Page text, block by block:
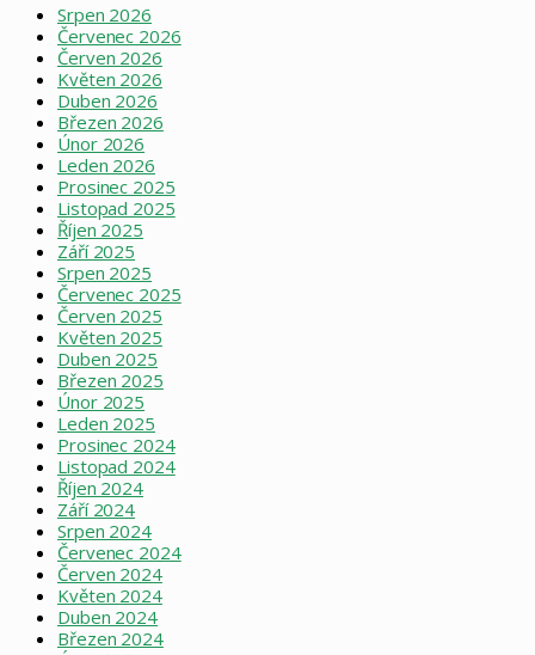
Srpen 2026
Červenec 2026
Červen 2026
Květen 2026
Duben 2026
Březen 2026
Únor 2026
Leden 2026
Prosinec 2025
Listopad 2025
Říjen 2025
Září 2025
Srpen 2025
Červenec 2025
Červen 2025
Květen 2025
Duben 2025
Březen 2025
Únor 2025
Leden 2025
Prosinec 2024
Listopad 2024
Říjen 2024
Září 2024
Srpen 2024
Červenec 2024
Červen 2024
Květen 2024
Duben 2024
Březen 2024